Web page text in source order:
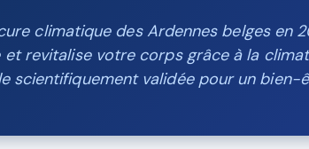
climatique des Ardennes belges en
et revitalise votre corps grâce à la
scientifiquement validée pour un bien-